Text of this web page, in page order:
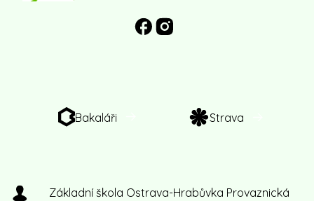
Bakaláři Strava
Základní škola Ostrava-Hrabůvka Provaznická